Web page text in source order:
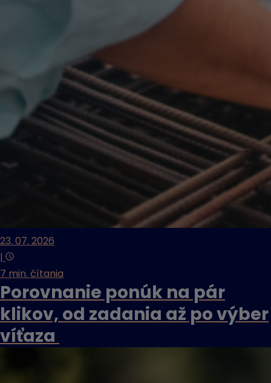
23. 07. 2026
|
7 min. čítania
Porovnanie ponúk na pár
klikov, od zadania až po výber
víťaza